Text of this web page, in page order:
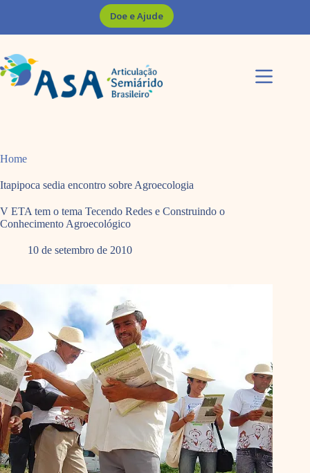
Doe e Ajude
Home
Itapipoca sedia encontro sobre Agroecologia
V ETA tem o tema Tecendo Redes e Construindo o
Conhecimento Agroecológico
10 de setembro de 2010